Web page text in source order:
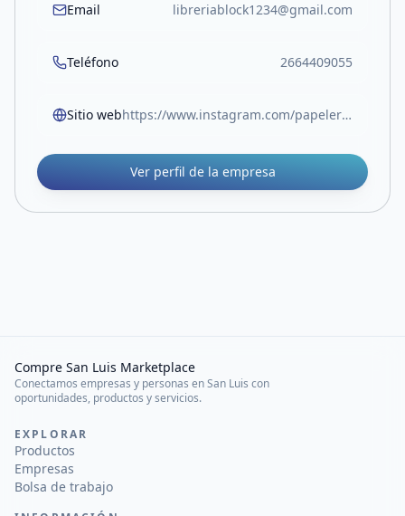
Email libreriablock1234@gmail.com
Teléfono 2664409055
Sitio web https://www.instagram.com/papeleriablock.sl?igsh=MW05Z3RocjUwOTlvOA%3D%3D
Ver perfil de la empresa
Compre San Luis Marketplace
Conectamos empresas y personas en San Luis con
oportunidades, productos y servicios.
EXPLORAR
Productos
Empresas
Bolsa de trabajo